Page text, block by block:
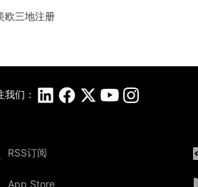
欧三地注册
我们：
RSS订阅
App Store